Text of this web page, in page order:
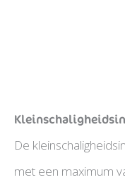
De
met een maximum